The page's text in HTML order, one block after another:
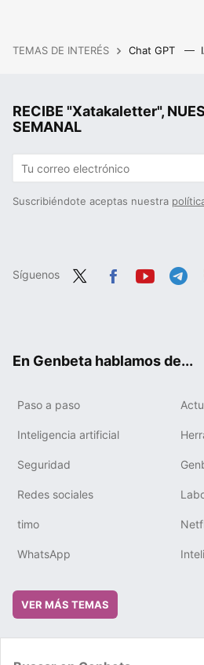
TEMAS DE INTERÉS Chat GPT
RECIBE "Xatakaletter",
SEMANAL
Suscribiéndote aceptas nuestra
Síguenos
En Genbeta hablamos de...
Paso a paso
Inteligencia artificial
Seguridad
Redes sociales
timo
WhatsApp
VER MÁS TEMAS